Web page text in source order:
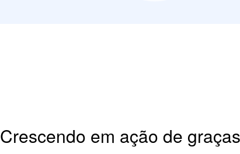
Crescendo em ação de graças